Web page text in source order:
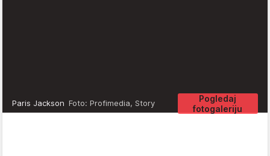
Pogledaj
fotogaleriju
Paris Jackson Foto: Profimedia, Story